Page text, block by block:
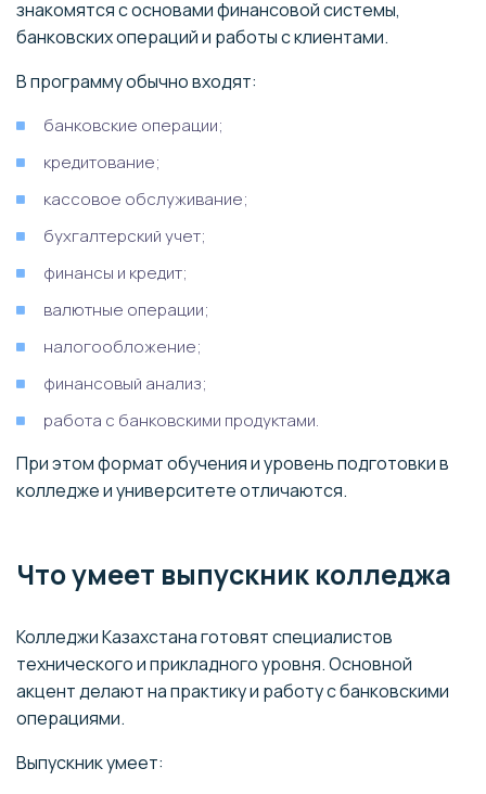
знакомятся с основами финансовой системы,
банковских операций и работы с клиентами.
В программу обычно входят:
банковские операции;
кредитование;
кассовое обслуживание;
бухгалтерский учет;
финансы и кредит;
валютные операции;
налогообложение;
финансовый анализ;
работа с банковскими продуктами.
При этом формат обучения и уровень подготовки в
колледже и университете отличаются.
Что умеет выпускник колледжа
Колледжи Казахстана готовят специалистов
технического и прикладного уровня. Основной
акцент делают на практику и работу с банковскими
операциями.
Выпускник умеет: